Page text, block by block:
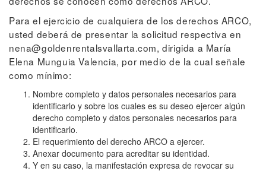
Para el ejercicio de cualquiera de los derechos ARCO,
usted deberá de presentar la solicitud respectiva en
nena@goldenrentalsvallarta.com, dirigida a María
Elena Munguia Valencia, por medio de la cual señale
como mínimo:
Nombre completo y datos personales necesarios para
identificarlo y sobre los cuales es su deseo ejercer algún
derecho completo y datos personales necesarios para
identificarlo.
El requerimiento del derecho ARCO a ejercer.
Anexar documento para acreditar su identidad.
Y en su caso, la manifestación expresa de revocar su